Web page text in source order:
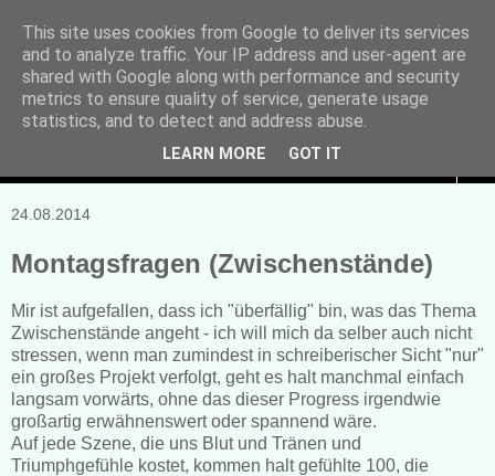
Manuela Sonntag
Bücher, Blogs & mehr
24.08.2014
Montagsfragen (Zwischenstände)
Mir ist aufgefallen, dass ich "überfällig" bin, was das Thema
Zwischenstände angeht - ich will mich da selber auch nicht
stressen, wenn man zumindest in schreiberischer Sicht "nur"
ein großes Projekt verfolgt, geht es halt manchmal einfach
langsam vorwärts, ohne das dieser Progress irgendwie
großartig erwähnenswert oder spannend wäre.
Auf jede Szene, die uns Blut und Tränen und
Triumphgefühle kostet, kommen halt gefühlte 100, die
This site uses cookies from Google to deliver its services
and to analyze traffic. Your IP address and user-agent are
shared with Google along with performance and security
metrics to ensure quality of service, generate usage
statistics, and to detect and address abuse.
LEARN MORE GOT IT